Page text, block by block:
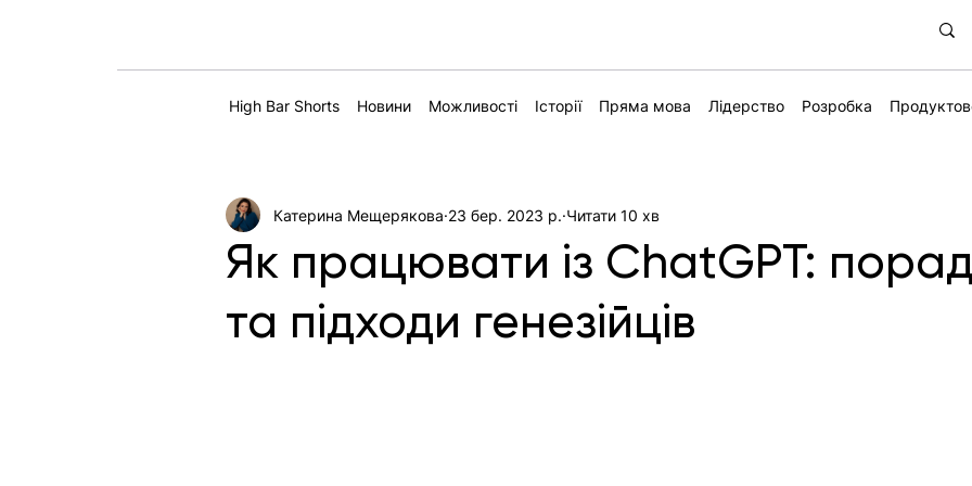
High Bar Shorts Новини Можливості Історії Пряма мова Лідерство Розробка
Як працювати із ChatGPT:
та підходи генезійців
Катерина Мещерякова 23 бер. 2023 р. Читати 10 хв